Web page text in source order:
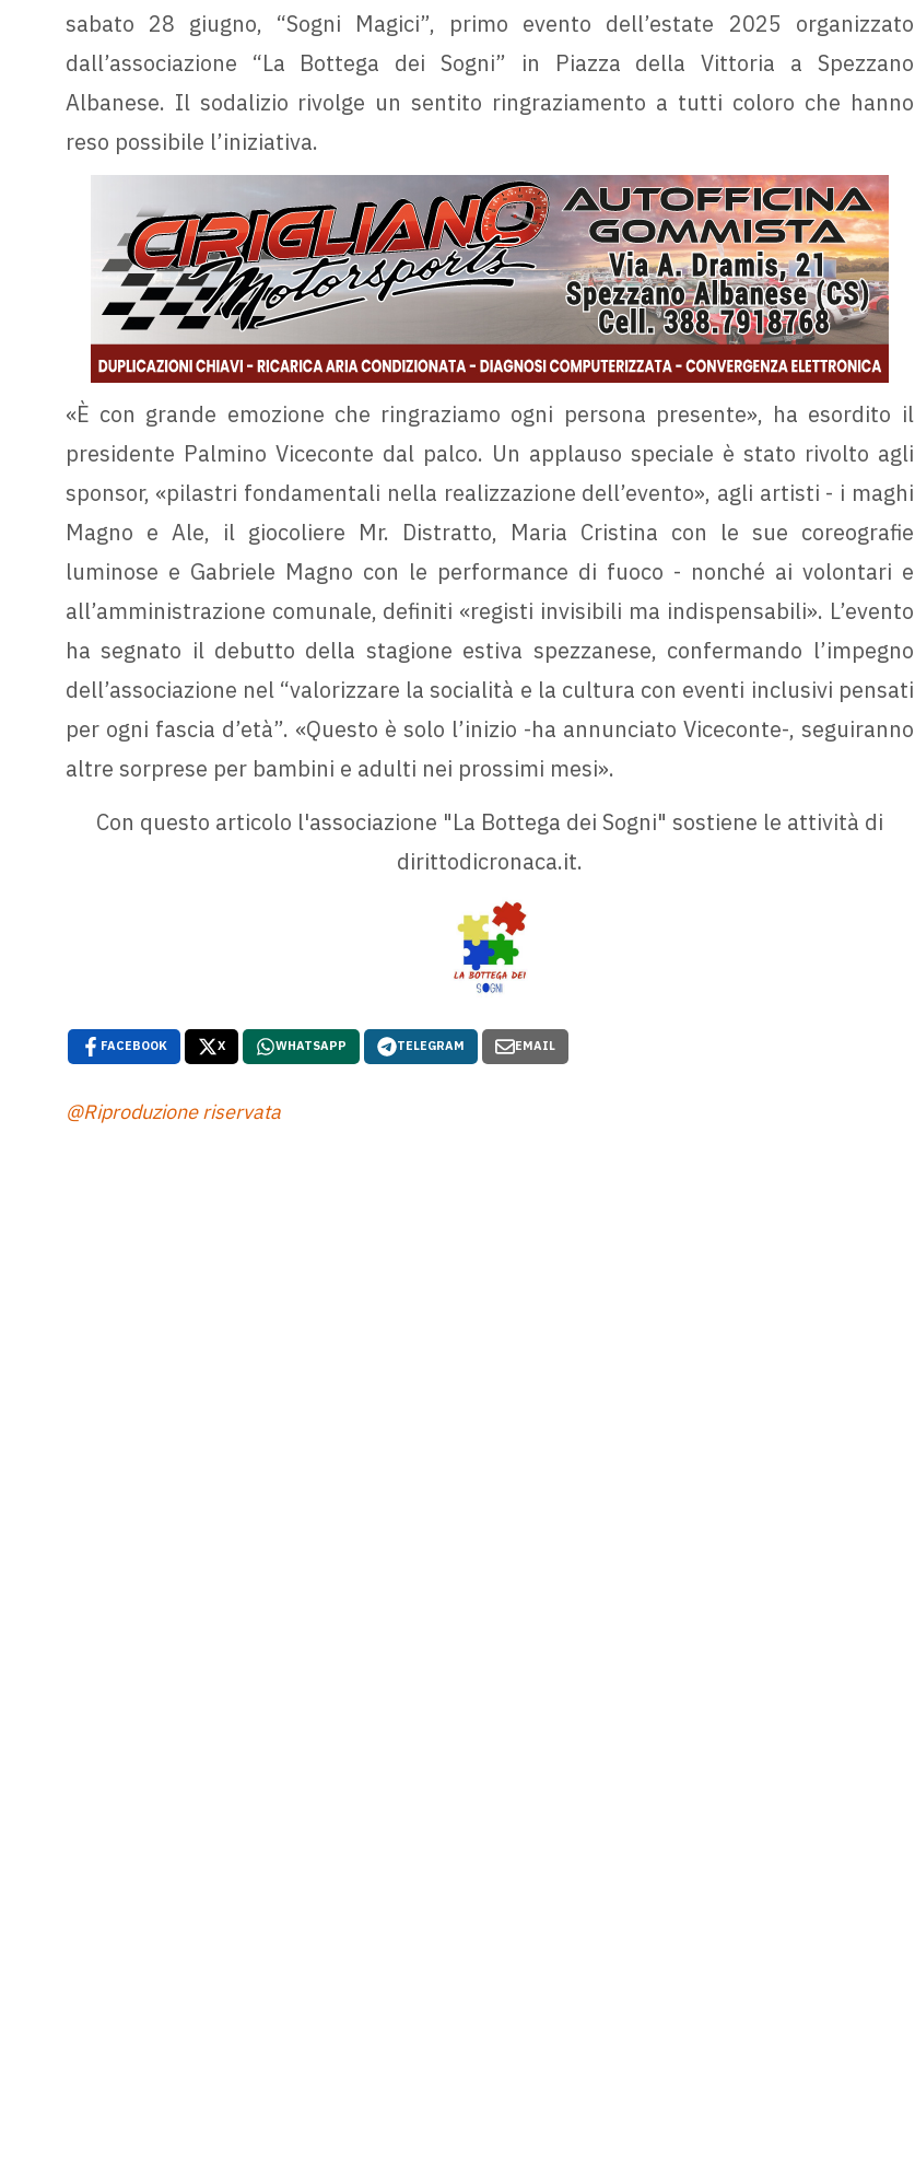
sabato 28 giugno, “Sogni Magici”, primo evento dell’estate 2025 organizzato
dall’associazione “La Bottega dei Sogni” in Piazza della Vittoria a Spezzano
Albanese. Il sodalizio rivolge un sentito ringraziamento a tutti coloro che hanno
reso possibile l’iniziativa.
«È con grande emozione che ringraziamo ogni persona presente», ha esordito il
presidente Palmino Viceconte dal palco. Un applauso speciale è stato rivolto agli
sponsor, «pilastri fondamentali nella realizzazione dell’evento», agli artisti - i maghi
Magno e Ale, il giocoliere Mr. Distratto, Maria Cristina con le sue coreografie
luminose e Gabriele Magno con le performance di fuoco - nonché ai volontari e
all’amministrazione comunale, definiti «registi invisibili ma indispensabili». L’evento
ha segnato il debutto della stagione estiva spezzanese, confermando l’impegno
dell’associazione nel “valorizzare la socialità e la cultura con eventi inclusivi pensati
per ogni fascia d’età”. «Questo è solo l’inizio -ha annunciato Viceconte-, seguiranno
altre sorprese per bambini e adulti nei prossimi mesi».
Con questo articolo l'associazione "La Bottega dei Sogni" sostiene le attività di
dirittodicronaca.it.
FACEBOOK X WHATSAPP TELEGRAM EMAIL
@Riproduzione riservata